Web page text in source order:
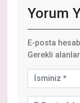
Yorum
E-posta
Gerekli alanlar